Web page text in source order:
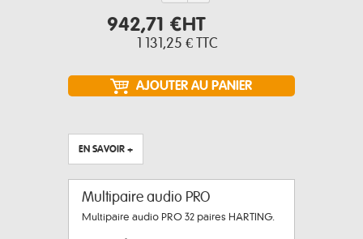
942,71 €HT
1 131,25 € TTC
EN SAVOIR +
Multipaire audio PRO
Multipaire audio PRO 32 paires HARTING.